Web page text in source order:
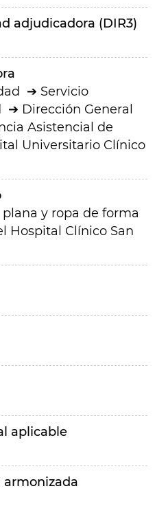
adjudicadora (DIR3)
Servicio
Dirección General
Asistencial de
Universitario Clínico
y ropa de forma
Hospital Clínico San
aplicable
armonizada